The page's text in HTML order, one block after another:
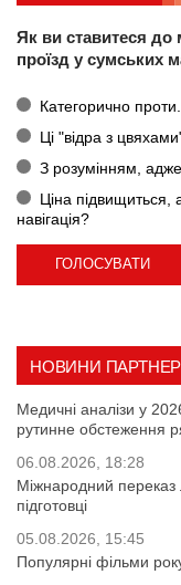
Як ви ставитеся
проїзд у сумських
Категорично
Ці "відра з
З розумінням,
Ціна підвищиться,
навігація?
НОВИНИ
Медичні аналізи у
рутинне обстеження
06.08.2026, 18:28
Міжнародний переказ
підготовці
05.08.2026, 15:45
Популярні фільми